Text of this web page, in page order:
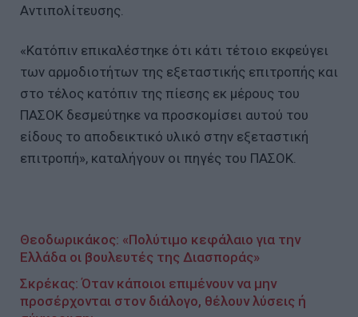
Αντιπολίτευσης.
«Κατόπιν επικαλέστηκε ότι κάτι τέτοιο εκφεύγει
των αρμοδιοτήτων της εξεταστικής επιτροπής και
στο τέλος κατόπιν της πίεσης εκ μέρους του
ΠΑΣΟΚ δεσμεύτηκε να προσκομίσει αυτού του
είδους το αποδεικτικό υλικό στην εξεταστική
επιτροπή», καταλήγουν οι πηγές του ΠΑΣΟΚ.
Θεοδωρικάκος: «Πολύτιμο κεφάλαιο για την
Ελλάδα οι βουλευτές της Διασποράς»
Σκρέκας: Όταν κάποιοι επιμένουν να μην
προσέρχονται στον διάλογο, θέλουν λύσεις ή